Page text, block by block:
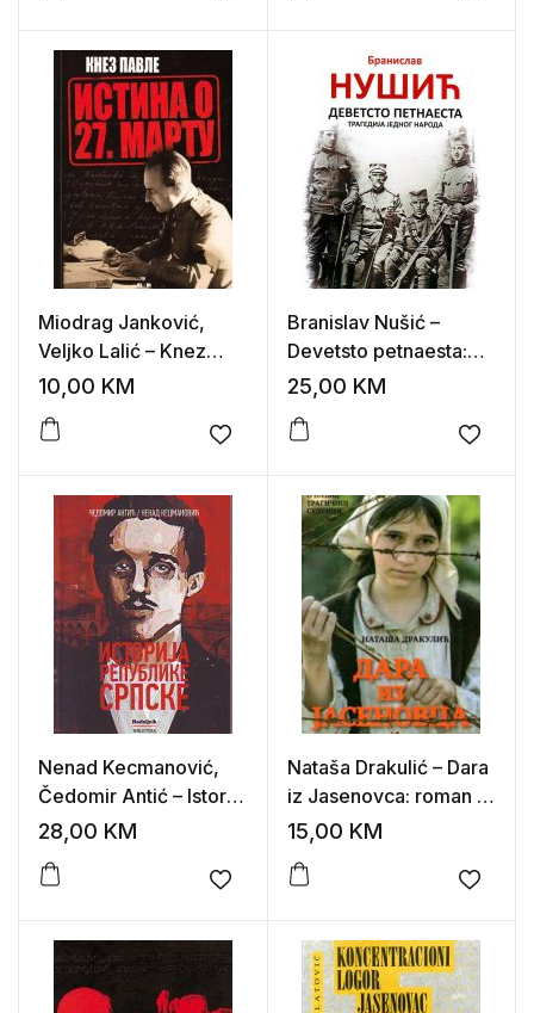
Miodrag Janković,
Veljko Lalić – Knez
Pavle, istina o 27.martu
10,00 KM
Add to wishlist
Branislav Nušić –
Devetsto petnaesta:
tragedija jednog
25,00 KM
Add
Nenad Kecmanović,
Čedomir Antić – Istorija
Republike Srpske
28,00 KM
Add to wishlist
Nataša Drakulić – Dara
iz Jasenovca: roman o
našoj tragičnoj sudbini
15,00 KM
Add